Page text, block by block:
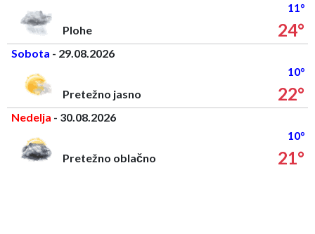
11°
Plohe
24°
Sobota - 29.08.2026
10°
Pretežno jasno
22°
Nedelja - 30.08.2026
10°
Pretežno oblačno
21°